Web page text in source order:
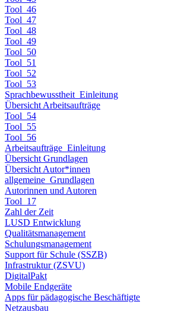
Tool_46
Tool_47
Tool_48
Tool_49
Tool_50
Tool_51
Tool_52
Tool_53
Sprachbewusstheit_Einleitung
Übersicht Arbeitsaufträge
Tool_54
Tool_55
Tool_56
Arbeitsaufträge_Einleitung
Übersicht Grundlagen
Übersicht Autor*innen
allgemeine_Grundlagen
Autorinnen und Autoren
Tool_17
Zahl der Zeit
LUSD Entwicklung
Qualitätsmanagement
Schulungsmanagement
Support für Schule (SSZB)
Infrastruktur (ZSVU)
DigitalPakt
Mobile Endgeräte
Apps für pädagogische Beschäftigte
Netzausbau